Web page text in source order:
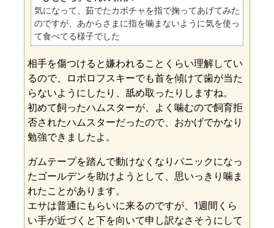
気になって、茹でたカボチャを指で掬ってあげてみた
のですが、あからさまに指を噛まないように気を使っ
て食べてる様子でした
相手を傷つけると嫌われることくらい理解してい
るので、ロボロフスキーでも首を傾けて歯が当た
らないようにしたり、舐め取ったりしますね。
初めて飼ったハムスターが、よく噛むので飼育拒
否されたハムスターだったので、おかげでかなり
勉強できましたよ。
ガムテープを踏んで動けなくなりパニックになっ
たゴールデンを助けようとして、思いっきり噛ま
れたことがあります。
エサは普通にもらいに来るのですが、1週間くら
い手が近づくと下を向いて申し訳なさそうにして